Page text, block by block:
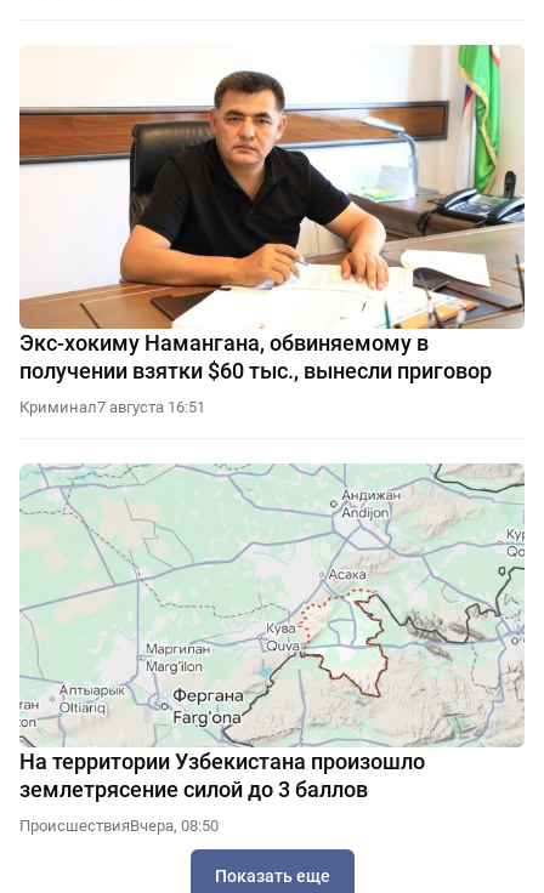
Экс-хокиму Намангана, обвиняемому в
получении взятки $60 тыс., вынесли приговор
Криминал7 августа 16:51
На территории Узбекистана произошло
землетрясение силой до 3 баллов
ПроисшествияВчера, 08:50
Показать еще